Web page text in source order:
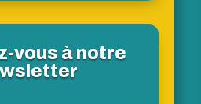
vous à notre